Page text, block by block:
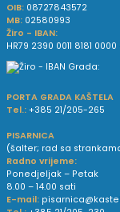
OIB: 08727843572
MB: 02580993
Žiro - IBAN:
HR79 2390 0011 8181 0000
PORTA GRADA KAŠTELA
Tel.: +385 21/205-265
PISARNICA
(šalter; rad sa
Radno vrijeme:
Ponedjeljak – Petak
8.00 – 14.00 sati
E-mail: